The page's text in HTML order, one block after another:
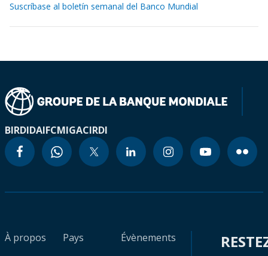
Suscríbase al boletín semanal del Banco Mundial
BIRDIDAIFCMIGACIRDI
À propos
Pays
Évènements